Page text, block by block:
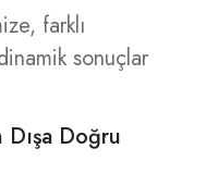
farklı
sonuçlar
Doğru